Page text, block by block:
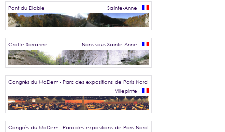
Pont du Diable Sainte-Anne
Grotte Sarrazine Nans-sous-Sainte-Anne
Congrès du MoDem - Parc des expositions de Paris Nord
Villepinte
Congrès du MoDem - Parc des expositions de Paris Nord